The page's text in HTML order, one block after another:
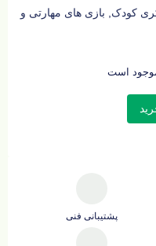
کودک
بازی های مهارتی و
پشتیبانی فنی